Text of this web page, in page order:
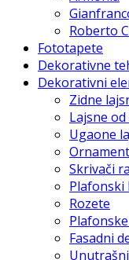
Roberto
Fototapete
Dekorativne
Dekorativni
Zidne
Lajsne
Ugaone
Skrivači
Plafonski
Rozete
Fasadni